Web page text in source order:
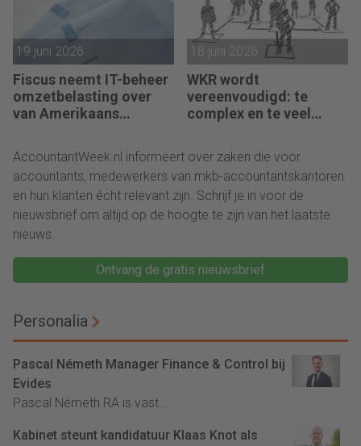
19 juni 2026
Fiscus neemt IT-beheer
omzetbelasting over
van Amerikaans
18 juni 2026
WKR wordt
vereenvoudigd: te
complex en te veel
AccountantWeek.nl informeert over zaken die voor
accountants, medewerkers van mkb-accountantskantoren
en hun klanten écht relevant zijn. Schrijf je in voor de
nieuwsbrief om altijd op de hoogte te zijn van het laatste
nieuws.
Ontvang de gratis nieuwsbrief
Personalia
Pascal Németh Manager Finance & Control bij
Evides
Pascal Németh RA is vast...
Kabinet steunt kandidatuur Klaas Knot als